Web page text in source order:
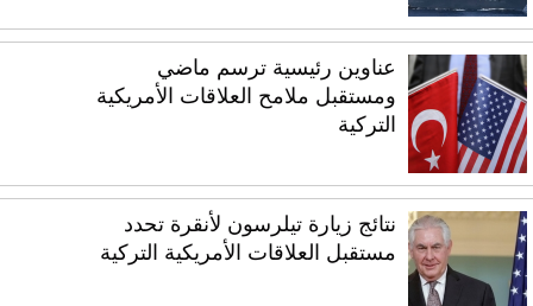
عناوين رئيسية ترسم ماضي
ومستقبل ملامح العلاقات الأمريكية
التركية
نتائج زيارة تيلرسون لأنقرة تحدد
مستقبل العلاقات الأمريكية التركية